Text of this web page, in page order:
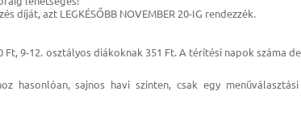
díját, azt LEGKÉSŐBB NOVEMBER 20-IG rendezzék.
9-12. osztályos diákoknak 351 Ft. A térítési napok száma
hasonlóan, sajnos havi szinten, csak egy